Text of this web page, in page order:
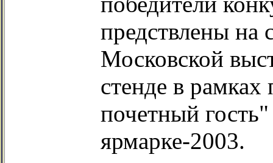
предствлены на
Московской
стенде в
почетный
ярмарке-2003.